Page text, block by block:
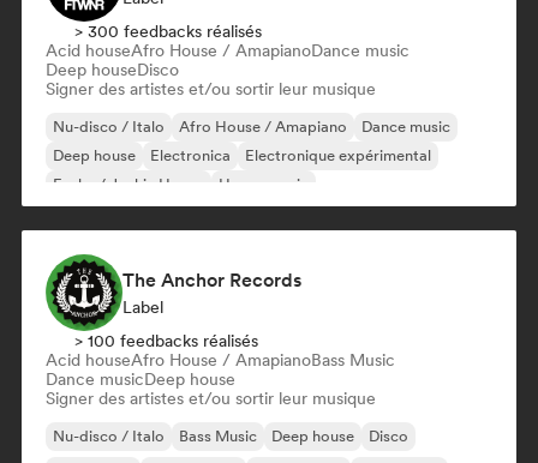
> 300 feedbacks réalisés
Acid houseAfro House / AmapianoDance music
Deep houseDisco
Signer des artistes et/ou sortir leur musique
Nu-disco / Italo Afro House / Amapiano
Dance music
Deep house
Electronica
Electronique expérimental
Funky / Jackin House
House music
The Anchor Records
Label
> 100 feedbacks réalisés
Acid houseAfro House / AmapianoBass Music
Dance musicDeep house
Signer des artistes et/ou sortir leur musique
Nu-disco / Italo Bass Music Deep house
Disco